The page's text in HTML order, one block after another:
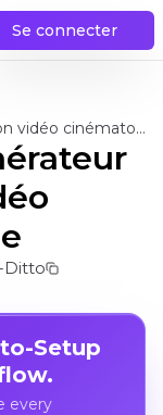
Se connecter
Wan 2.1 Ditto | Générateur de restylisation vidéo cinématographique
Ditto
Setup
every